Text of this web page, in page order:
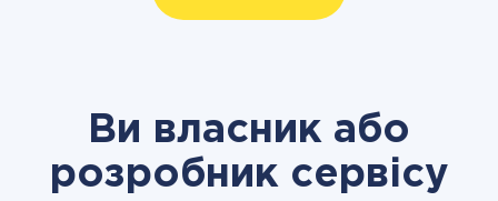
Ви власник або
розробник сервісу